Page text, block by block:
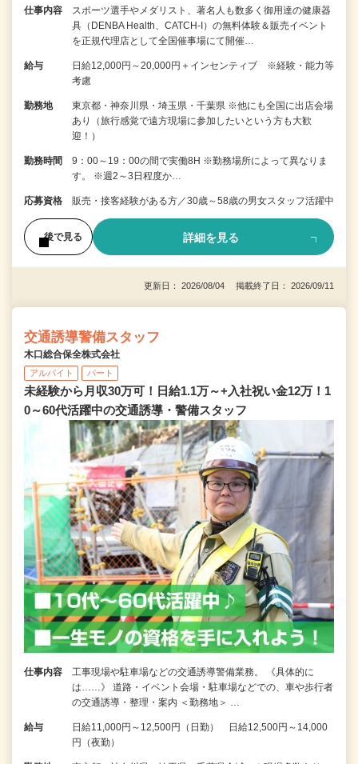
仕事内容
スポーツ選手やメダリスト、著名人も数多く御用達の健康器
具（DENBA Health、CATCH-I）の無料体験＆販売イベント
を正規代理店として全国催事場にて開催…
給与
日給12,000円～20,000円＋インセンティブ ※経験・能力等
考慮
勤務地
東京都・神奈川県・埼玉県・千葉県 ※他にも全国に出店会場
あり（旅行感覚で遠方現場に参加したいという方も大歓
迎！）
勤務時間
9：00～19：00の間で実働8H ※勤務場所によって異なりま
す。 ※週2～3日程度か…
応募資格 販売・接客経験がある方／30歳～58歳の男女スタッフ活躍中
後で見る 詳細を見る
更新日： 2026/08/04 掲載終了日： 2026/09/11
交通誘導警備スタッフ
木口総合保全株式会社
アルバイト パート
未経験から月収30万可！日給1.1万～+入社祝い金12万！1
0～60代活躍中の交通誘導・警備スタッフ
仕事内容
工事現場や駐車場などの交通誘導警備業務。 《具体的に
は……》 道路・イベント会場・駐車場などでの、車や歩行者
の交通誘導・整理・案内 ＜勤務地＞ …
給与
日給11,000円～12,500円（日勤） 日給12,500円～14,000
円（夜勤）